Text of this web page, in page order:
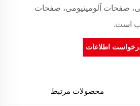
صفحات آلومینیومی، صفحات
است.
اطلاعات
محصولات مرتبط